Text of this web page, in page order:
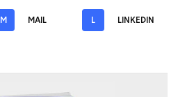
M MAIL L LINKEDIN